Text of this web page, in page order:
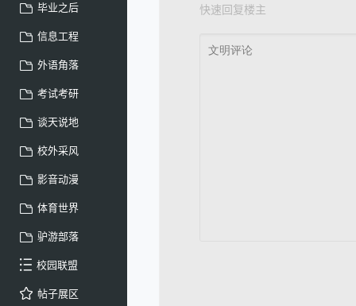
毕业之后
信息工程
外语角落
考试考研
谈天说地
校外采风
影音动漫
体育世界
驴游部落
校园联盟
帖子展区
快速回复楼主